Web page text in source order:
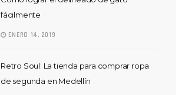
fácilmente
ENERO 14, 2019
Retro Soul: La tienda para comprar ropa
de segunda en Medellín